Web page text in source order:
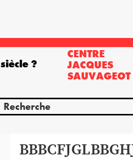
CENTRE
JACQUES
SAUVAGEOT
Recherche
siècle ?